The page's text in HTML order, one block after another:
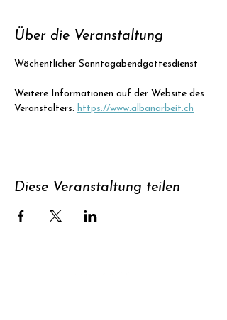
Über die Veranstaltung
Wöchentlicher Sonntagabendgottesdienst
Weitere Informationen auf der Website des
Veranstalters: https://www.albanarbeit.ch
Diese Veranstaltung teilen